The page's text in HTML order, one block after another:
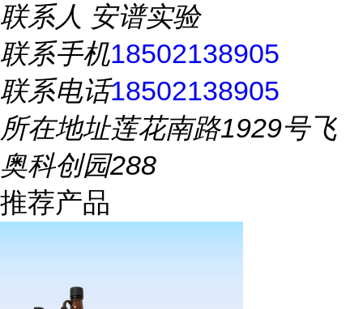
联系人 安谱实验
联系手机18502138905
联系电话18502138905
所在地址莲花南路1929号飞
奥科创园288
推荐产品